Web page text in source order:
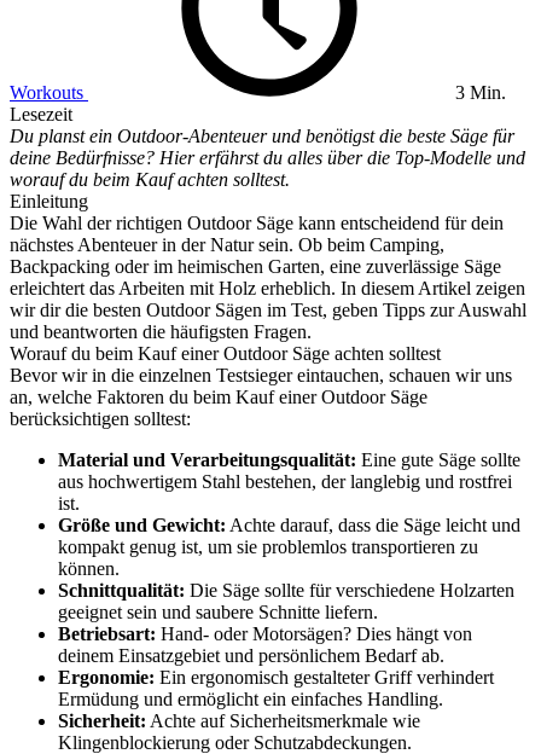
Workouts
3 Min.
Lesezeit
Du planst ein Outdoor-Abenteuer und benötigst die beste Säge für
deine Bedürfnisse? Hier erfährst du alles über die Top-Modelle und
worauf du beim Kauf achten solltest.
Einleitung
Die Wahl der richtigen Outdoor Säge kann entscheidend für dein
nächstes Abenteuer in der Natur sein. Ob beim Camping,
Backpacking oder im heimischen Garten, eine zuverlässige Säge
erleichtert das Arbeiten mit Holz erheblich. In diesem Artikel zeigen
wir dir die besten Outdoor Sägen im Test, geben Tipps zur Auswahl
und beantworten die häufigsten Fragen.
Worauf du beim Kauf einer Outdoor Säge achten solltest
Bevor wir in die einzelnen Testsieger eintauchen, schauen wir uns
an, welche Faktoren du beim Kauf einer Outdoor Säge
berücksichtigen solltest:
Material und Verarbeitungsqualität: Eine gute Säge sollte
aus hochwertigem Stahl bestehen, der langlebig und rostfrei
ist.
Größe und Gewicht: Achte darauf, dass die Säge leicht und
kompakt genug ist, um sie problemlos transportieren zu
können.
Schnittqualität: Die Säge sollte für verschiedene Holzarten
geeignet sein und saubere Schnitte liefern.
Betriebsart: Hand- oder Motorsägen? Dies hängt von
deinem Einsatzgebiet und persönlichem Bedarf ab.
Ergonomie: Ein ergonomisch gestalteter Griff verhindert
Ermüdung und ermöglicht ein einfaches Handling.
Sicherheit: Achte auf Sicherheitsmerkmale wie
Klingenblockierung oder Schutzabdeckungen.